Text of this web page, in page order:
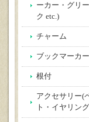
ーカー・グリ
ク etc.)
チャーム
ブックマーカー
根付
アクセサリー(
ト・イヤリン